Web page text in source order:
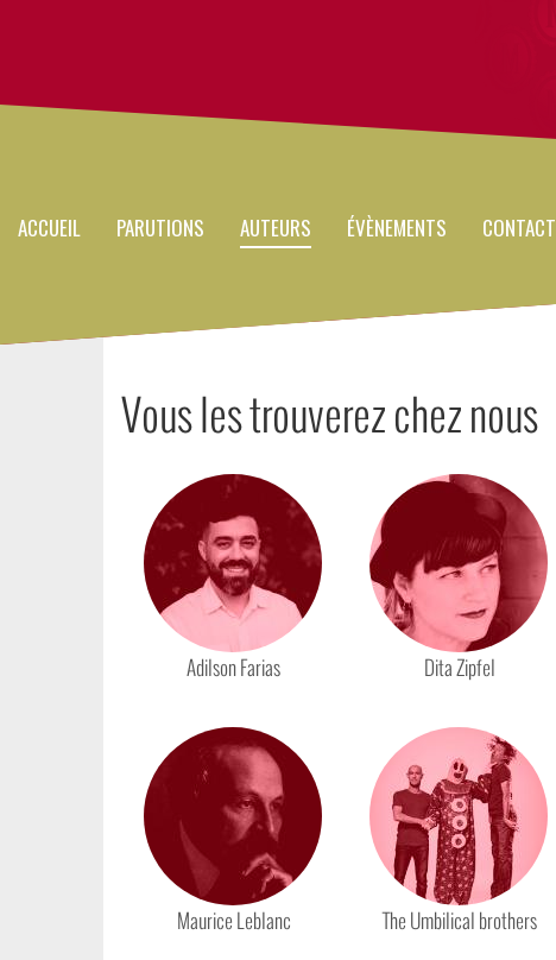
principal
ACCUEIL PARUTIONS AUTEURS ÉVÈNEMENTS CONTACT
Vous les trouverez chez nous
Adilson Farias Dita Zipfel
Maurice Leblanc The Umbilical brothers